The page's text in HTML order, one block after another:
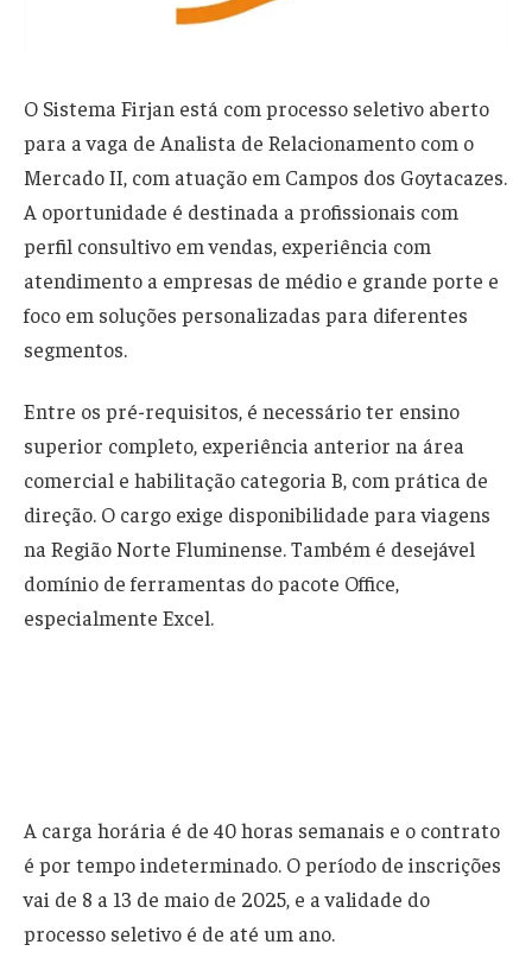
O Sistema Firjan está com processo seletivo aberto
para a vaga de Analista de Relacionamento com o
Mercado II, com atuação em Campos dos Goytacazes.
A oportunidade é destinada a profissionais com
perfil consultivo em vendas, experiência com
atendimento a empresas de médio e grande porte e
foco em soluções personalizadas para diferentes
segmentos.
Entre os pré-requisitos, é necessário ter ensino
superior completo, experiência anterior na área
comercial e habilitação categoria B, com prática de
direção. O cargo exige disponibilidade para viagens
na Região Norte Fluminense. Também é desejável
domínio de ferramentas do pacote Office,
especialmente Excel.
A carga horária é de 40 horas semanais e o contrato
é por tempo indeterminado. O período de inscrições
vai de 8 a 13 de maio de 2025, e a validade do
processo seletivo é de até um ano.